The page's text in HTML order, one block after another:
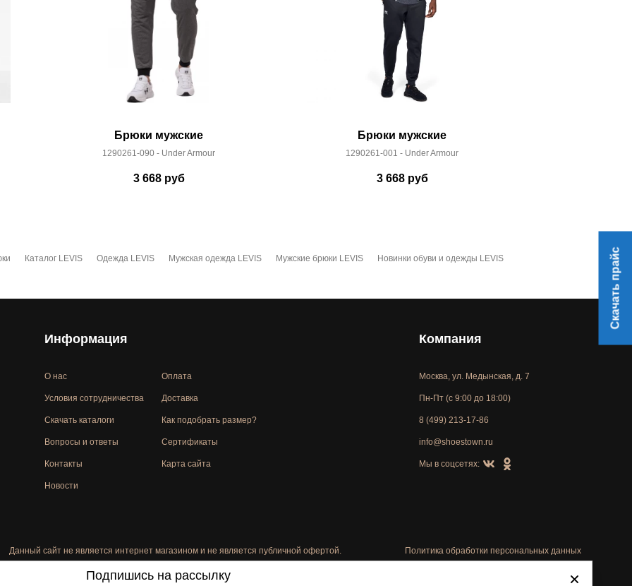
Брюки мужские
1290261-090 - Under Armour
3 668руб
Брюки мужские
1290261-001 - Under Armour
3 668руб
Каталог LEVIS Одежда LEVIS Мужская одежда LEVIS Мужские брюки LEVIS Новинки обуви и одежды LEVIS
Информация
О нас
Условия сотрудничества
Скачать каталоги
Вопросы и ответы
Контакты
Новости
Оплата
Доставка
Как подобрать размер?
Сертификаты
Карта сайта
Компания
Москва, ул. Медынская, д. 7
Пн-Пт (с 9:00 до 18:00)
8 (499) 213-17-86
info@shoestown.ru
Мы в соцсетях:
Данный сайт не является интернет магазином и не является публичной офертой. Политика обработки персональных данных
Скачать прайс
Подпишись на рассылку